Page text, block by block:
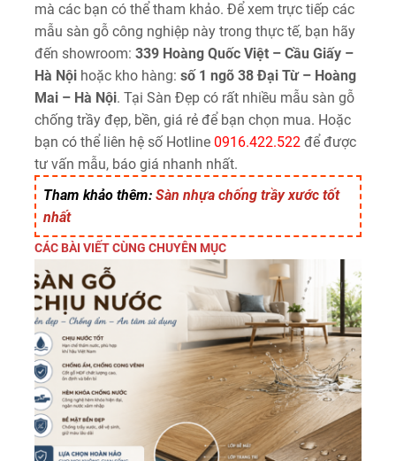
mà các bạn có thể tham khảo. Để xem trực tiếp các
mẫu sàn gỗ công nghiệp này trong thực tế, bạn hãy
đến showroom: 339 Hoàng Quốc Việt – Cầu Giấy –
Hà Nội hoặc kho hàng: số 1 ngõ 38 Đại Từ – Hoàng
Mai – Hà Nội. Tại Sàn Đẹp có rất nhiều mẫu sàn gỗ
chống trầy đẹp, bền, giá rẻ để bạn chọn mua. Hoặc
bạn có thể liên hệ số Hotline 0916.422.522 để được
tư vấn mẫu, báo giá nhanh nhất.
Tham khảo thêm: Sàn nhựa chống trầy xước tốt
nhất
CÁC BÀI VIẾT CÙNG CHUYÊN MỤC